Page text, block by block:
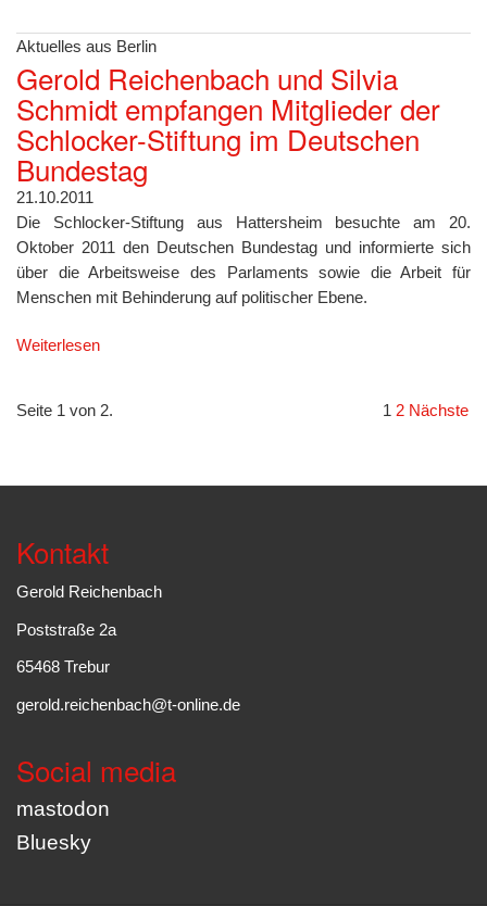
Aktuelles aus Berlin
Gerold Reichenbach und Silvia
Schmidt empfangen Mitglieder der
Schlocker-Stiftung im Deutschen
Bundestag
21.10.2011
Die Schlocker-Stiftung aus Hattersheim besuchte am 20.
Oktober 2011 den Deutschen Bundestag und informierte sich
über die Arbeitsweise des Parlaments sowie die Arbeit für
Menschen mit Behinderung auf politischer Ebene.
Weiterlesen
Seite 1 von 2. 1 2 Nächste
Kontakt
Gerold Reichenbach
Poststraße 2a
65468 Trebur
gerold.reichenbach@t-online.de
Social media
mastodon
Bluesky